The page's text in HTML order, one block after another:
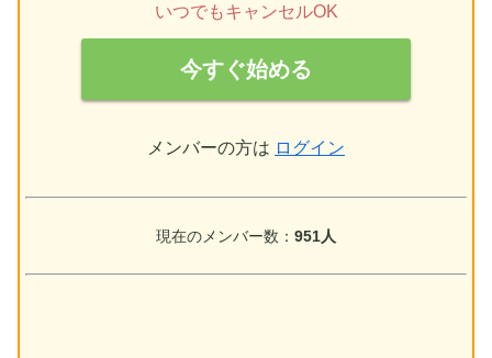
いつでもキャンセルOK
今すぐ始める
メンバーの方は ログイン
現在のメンバー数： 951人